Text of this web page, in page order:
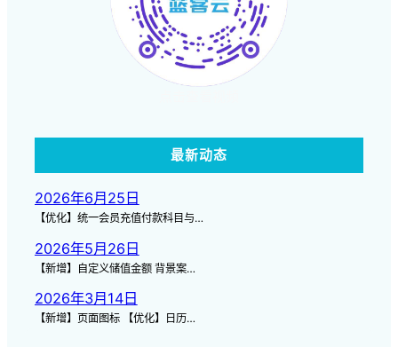
最新动态
2026年6月25日
【优化】统一会员充值付款科目与…
2026年5月26日
【新增】自定义储值金额 背景案…
2026年3月14日
【新增】页面图标 【优化】日历…